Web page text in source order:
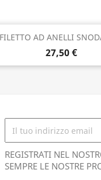
FILETTO AD ANELLI
27,50 €
Anteprima
REGISTRATI NEL
SEMPRE LE NOSTRE